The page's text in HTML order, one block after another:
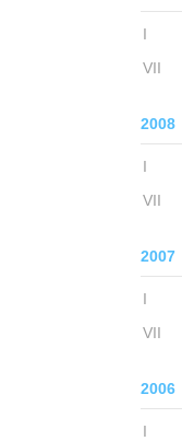
I
VII
2008
I
VII
2007
I
VII
2006
I